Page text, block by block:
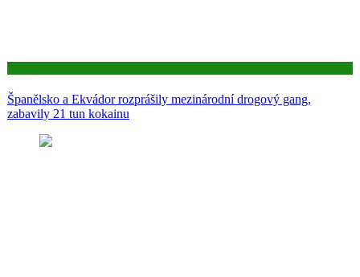
Španělsko a Ekvádor rozprášily mezinárodní drogový gang,
zabavily 21 tun kokainu